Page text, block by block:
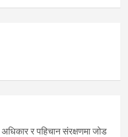
र पहिचान संरक्षणमा जोड